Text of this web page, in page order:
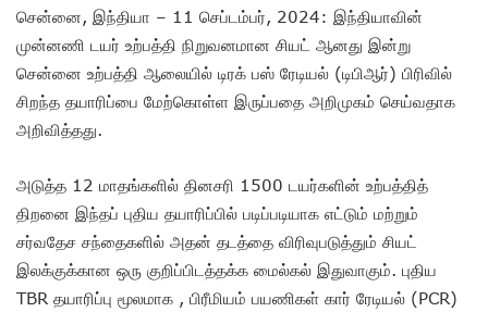
சென்னை, இந்தியா – 11 செப்டம்பர், 2024: இந்தியாவின்
முன்னணி டயர் உற்பத்தி நிறுவனமான சியட் ஆனது இன்று
சென்னை உற்பத்தி ஆலையில் டிரக் பஸ் ரேடியல் (டிபிஆர்) பிரிவில்
சிறந்த தயாரிப்பை மேற்கொள்ள இருப்பதை அறிமுகம் செய்வதாக
அறிவித்தது.
அடுத்த 12 மாதங்களில் தினசரி 1500 டயர்களின் உற்பத்தித்
திறனை இந்தப் புதிய தயாரிப்பில் படிப்படியாக எட்டும் மற்றும்
சர்வதேச சந்தைகளில் அதன் தடத்தை விரிவுபடுத்தும் சியட்
இலக்குக்கான ஒரு குறிப்பிடத்தக்க மைல்கல் இதுவாகும். புதிய
TBR தயாரிப்பு மூலமாக , பிரீமியம் பயணிகள் கார் ரேடியல் (PCR)